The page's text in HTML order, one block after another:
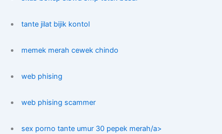
tante jilat bijik kontol
memek merah cewek chindo
web phising
web phising scammer
sex porno tante umur 30 pepek merah/a>